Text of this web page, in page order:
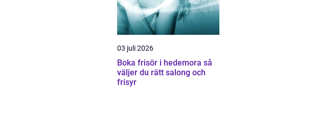
03 juli 2026
Boka frisör i hedemora så
väljer du rätt salong och
frisyr